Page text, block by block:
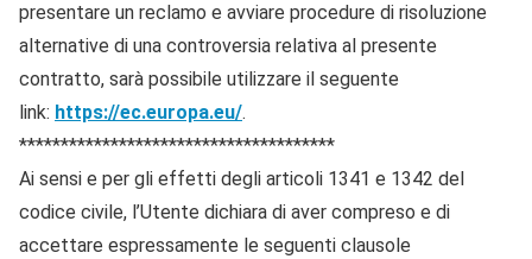
presentare un reclamo e avviare procedure di risoluzione
alternative di una controversia relativa al presente
contratto, sarà possibile utilizzare il seguente
link: https://ec.europa.eu/.
**************************************
Ai sensi e per gli effetti degli articoli 1341 e 1342 del
codice civile, l’Utente dichiara di aver compreso e di
accettare espressamente le seguenti clausole